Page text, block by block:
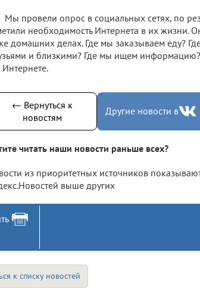
Мы провели опрос в социальных сетях, по
необходимость Интернета в их жизни.
домашних делах. Где мы заказываем еду?
и близкими? Где мы ищем
Интернете.
← Вернуться к
новостям
Другие новости в
читать наши новости раньше всех?
из приоритетных источников
выше других
к списку новостей